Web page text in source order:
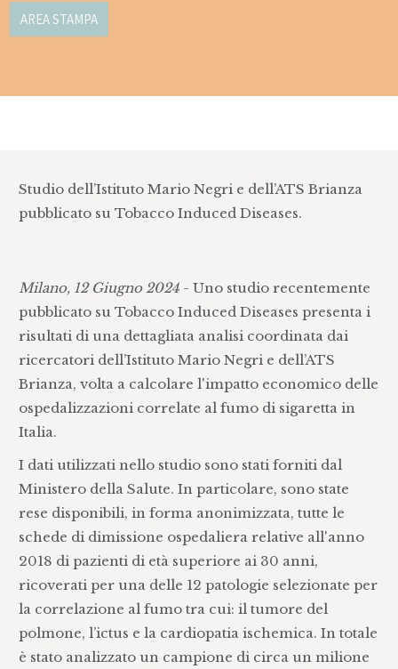
AREA STAMPA
Studio dell’Istituto Mario Negri e dell’ATS Brianza
pubblicato su Tobacco Induced Diseases.
Milano, 12 Giugno 2024 - Uno studio recentemente
pubblicato su Tobacco Induced Diseases presenta i
risultati di una dettagliata analisi coordinata dai
ricercatori dell’Istituto Mario Negri e dell’ATS
Brianza, volta a calcolare l'impatto economico delle
ospedalizzazioni correlate al fumo di sigaretta in
Italia.
I dati utilizzati nello studio sono stati forniti dal
Ministero della Salute. In particolare, sono state
rese disponibili, in forma anonimizzata, tutte le
schede di dimissione ospedaliera relative all'anno
2018 di pazienti di età superiore ai 30 anni,
ricoverati per una delle 12 patologie selezionate per
la correlazione al fumo tra cui: il tumore del
polmone, l’ictus e la cardiopatia ischemica. In totale
è stato analizzato un campione di circa un milione